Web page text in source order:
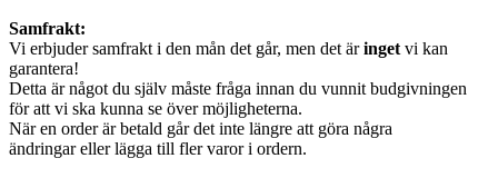
Samfrakt:
Vi erbjuder samfrakt i den mån det går, men det äringet vi kan
garantera!
Detta är något du själv måste fråga innan du vunnit budgivningen
för att vi ska kunna se över möjligheterna.
När en order är betald går det inte längre att göra några
ändringar eller lägga till fler varor i ordern.